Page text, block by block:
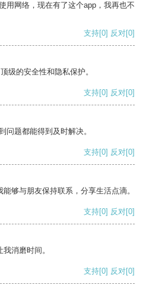
用网络，现在有了这个app，我再也不
支持[0] 反对[0]
级的安全性和隐私保护。
支持[0] 反对[0]
问题都能得到及时解决。
支持[0] 反对[0]
够与朋友保持联系，分享生活点滴。
支持[0] 反对[0]
消磨时间。
支持[0] 反对[0]